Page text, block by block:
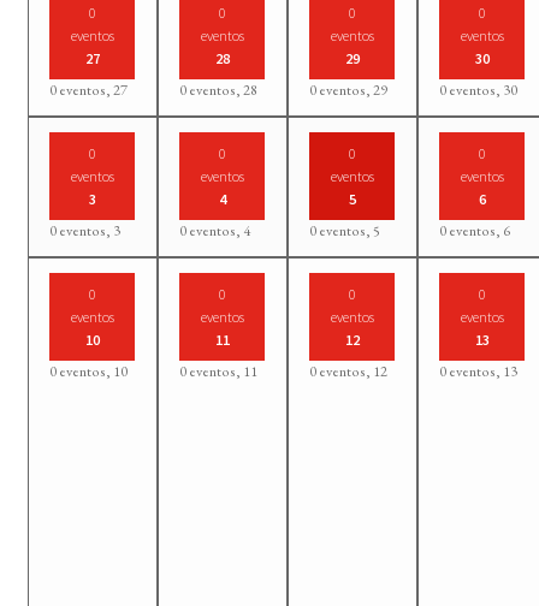
0
eventos
27
0 eventos,27
0
eventos
28
0 eventos,28
0
eventos
29
0 eventos,29
0
eventos
30
0 eventos, 30
0
eventos
3
0 eventos, 3
0
eventos
4
0 eventos, 4
0
eventos
5
0 eventos,5
0
eventos
6
0 eventos, 6
0
eventos
10
0 eventos, 10
0
eventos
11
0 eventos, 11
0
eventos
12
0 eventos, 12
0
eventos
13
0 eventos, 13